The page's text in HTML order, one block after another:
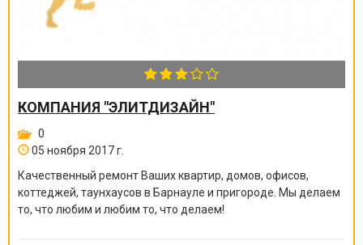
КОМПАНИЯ "ЭЛИТДИЗАЙН"
0
05 ноября 2017 г.
Качественный ремонт Ваших квартир, домов, офисов,
коттеджей, таунхаусов в Барнауле и пригороде. Мы делаем
то, что любим и любим то, что делаем!